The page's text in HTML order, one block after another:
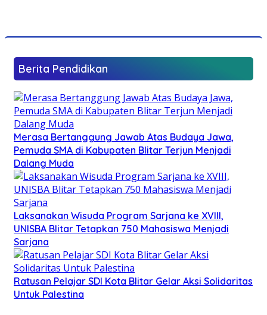
Berita Pendidikan
Merasa Bertanggung Jawab Atas Budaya Jawa,
Pemuda SMA di Kabupaten Blitar Terjun Menjadi
Dalang Muda
Laksanakan Wisuda Program Sarjana ke XVIII,
UNISBA Blitar Tetapkan 750 Mahasiswa Menjadi
Sarjana
Ratusan Pelajar SDI Kota Blitar Gelar Aksi Solidaritas
Untuk Palestina